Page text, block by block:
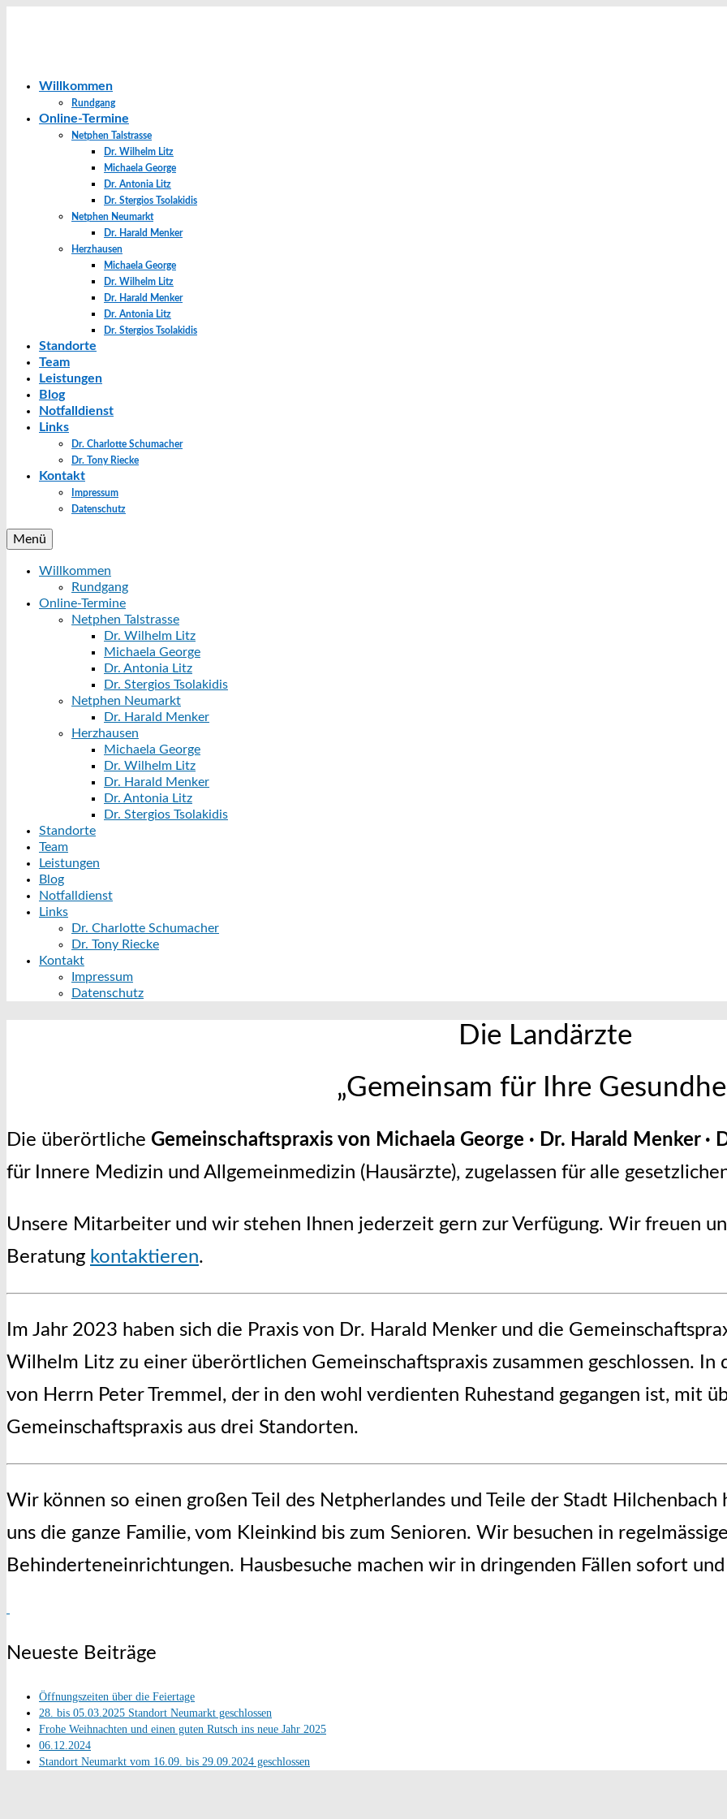
Willkommen
Rundgang
Online-Termine
Netphen Talstrasse
Dr. Wilhelm Litz
Michaela George
Dr. Antonia Litz
Dr. Stergios Tsolakidis
Netphen Neumarkt
Dr. Harald Menker
Herzhausen
Michaela George
Dr. Wilhelm Litz
Dr. Harald Menker
Dr. Antonia Litz
Dr. Stergios Tsolakidis
Standorte
Team
Leistungen
Blog
Notfalldienst
Links
Dr. Charlotte Schumacher
Dr. Tony Riecke
Kontakt
Impressum
Datenschutz
Menü
Willkommen
Rundgang
Online-Termine
Netphen Talstrasse
Dr. Wilhelm Litz
Michaela George
Dr. Antonia Litz
Dr. Stergios Tsolakidis
Netphen Neumarkt
Dr. Harald Menker
Herzhausen
Michaela George
Dr. Wilhelm Litz
Dr. Harald Menker
Dr. Antonia Litz
Dr. Stergios Tsolakidis
Standorte
Team
Leistungen
Blog
Notfalldienst
Links
Dr. Charlotte Schumacher
Dr. Tony Riecke
Kontakt
Impressum
Datenschutz
Die Landärzte
„Gemeinsam für Ihre
Die überörtliche Gemeinschaftspraxis von Michaela George · Dr. Harald Menker ·
für Innere Medizin und Allgemeinmedizin (Hausärzte), zugelassen für alle
Unsere Mitarbeiter und wir stehen Ihnen jederzeit gern zur Verfügung. Wir freuen
Beratung kontaktieren.
Im Jahr 2023 haben sich die Praxis von Dr. Harald Menker und die
Wilhelm Litz zu einer überörtlichen Gemeinschaftspraxis zusammen geschlossen. In
von Herrn Peter Tremmel, der in den wohl verdienten Ruhestand gegangen ist, mit
Gemeinschaftspraxis aus drei Standorten.
Wir können so einen großen Teil des Netpherlandes und Teile der Stadt
uns die ganze Familie, vom Kleinkind bis zum Senioren. Wir besuchen in
Behinderteneinrichtungen. Hausbesuche machen wir in dringenden Fällen sofort
Neueste Beiträge
Öffnungszeiten über die Feiertage
28. bis 05.03.2025 Standort Neumarkt geschlossen
Frohe Weihnachten und einen guten Rutsch ins neue Jahr 2025
06.12.2024
Standort Neumarkt vom 16.09. bis 29.09.2024 geschlossen